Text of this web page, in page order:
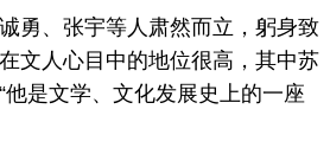
、张宇等人肃然而立，躬身致
文人心目中的地位很高，其中苏
是文学、文化发展史上的一座